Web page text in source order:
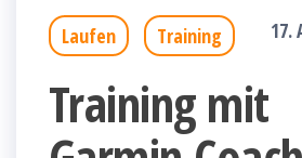
Laufen Training 17.
Training mit